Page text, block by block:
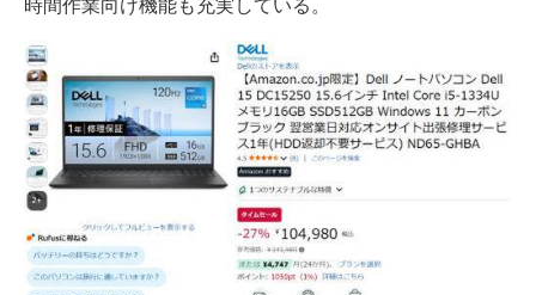
時間作業向け機能も充実している。